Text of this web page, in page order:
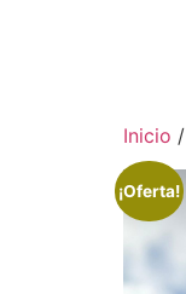
Inicio /
¡Oferta!